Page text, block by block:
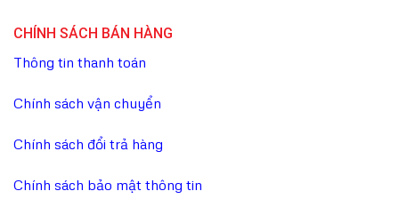
CHÍNH SÁCH BÁN HÀNG
Thông tin thanh toán
Chính sách vận chuyển
Chính sách đổi trả hàng
Chính sách bảo mật thông tin